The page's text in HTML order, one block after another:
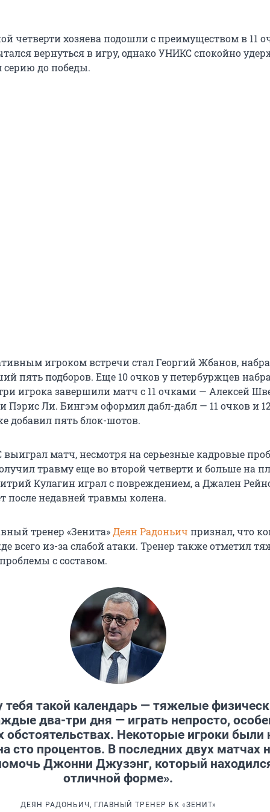
четверти хозяева подошли с преимуществом в 11
вернуться в игру, однако УНИКС спокойно
серию до победы.
игроком встречи стал Георгий Жбанов,
пять подборов. Еще 10 очков у петербуржцев
игрока завершили матч с 11 очками — Алексей
Пэрис Ли. Бингэм оформил дабл-дабл — 11 очков и
добавил пять блок-шотов.
матч, несмотря на серьезные кадровые
травму еще во второй четверти и больше на
Кулагин играл с повреждением, а Джален
после недавней травмы колена.
тренер «Зенита»Деян Радоньич признал, что
всего из-за слабой атаки. Тренер также отметил
с составом.
тебя такой календарь — тяжелые
два-три дня — играть непросто,
обстоятельствах. Некоторые игроки были
сто процентов. В последних двух матчах
Джонни Джузэнг, который
отличной форме».
ДЕЯН РАДОНЬИЧ, ГЛАВНЫЙ ТРЕНЕР БК «ЗЕНИТ»